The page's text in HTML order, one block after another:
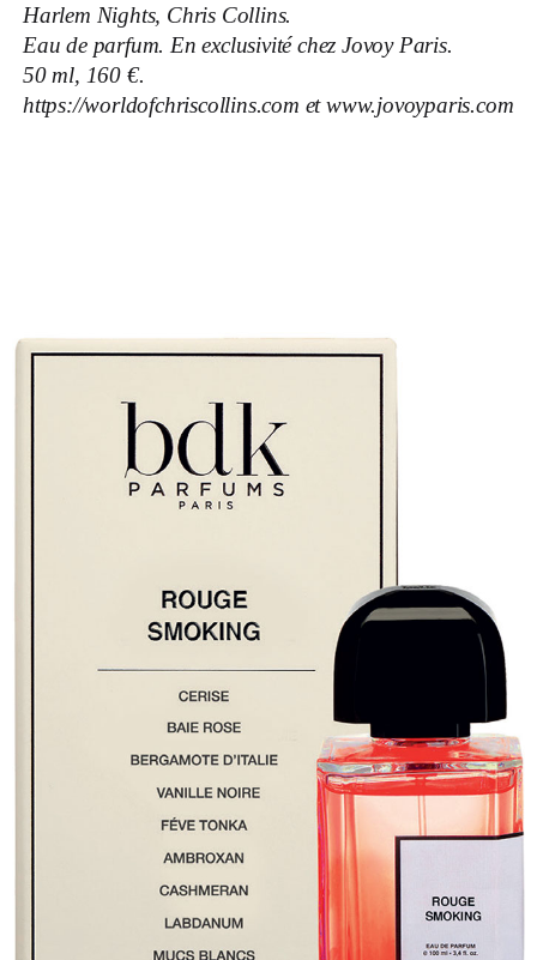
Harlem Nights, Chris Collins.
Eau de parfum. En exclusivité chez Jovoy Paris.
50 ml, 160 €.
https://worldofchriscollins.com etwww.jovoyparis.com